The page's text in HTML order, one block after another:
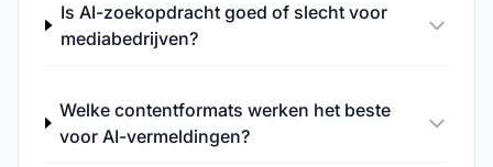
Is AI-zoekopdracht goed of slecht voor
mediabedrijven?
Welke contentformats werken het beste
voor AI-vermeldingen?